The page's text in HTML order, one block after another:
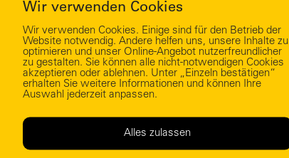
Service
Wir verwenden Cookies
Wir verwenden Cookies. Einige sind für den Betrieb der
Website notwendig. Andere helfen uns, unsere Inhalte zu
optimieren und unser Online-Angebot nutzerfreundlicher
zu gestalten. Sie können alle nicht-notwendigen Cookies
akzeptieren oder ablehnen. Unter „Einzeln bestätigen“
erhalten Sie weitere Informationen und können Ihre
Auswahl jederzeit anpassen.
Alles zulassen